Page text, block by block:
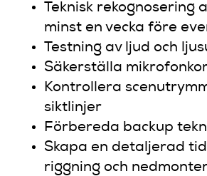
Teknisk rekognosering
minst en vecka före
Testning av ljud och
Säkerställa
Kontrollera
siktlinjer
Förbereda backup
Skapa en detaljerad
riggning och